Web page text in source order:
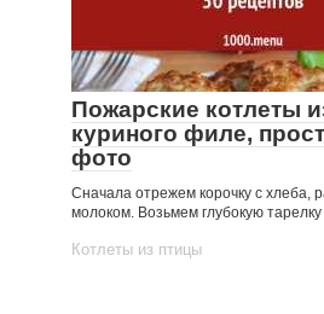
Пожарские котлеты
куриного филе,
фото
Сначала отрежем корочку с хлеба,
молоком. Возьмем глубокую тарелку
Котлеты из птицы